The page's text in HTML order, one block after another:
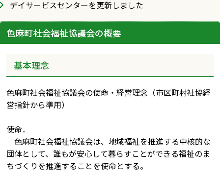
デイサービスセンターを更新しました
色麻町社会福祉協議会の概要
基本理念
色麻町社会福祉協議会の使命・経営理念（市区町村社協経
営指針から準用）
使命．
色麻町社会福祉協議会は、地域福祉を推進する中核的な
団体として、誰もが安心して暮らすことができる福祉のま
ちづくりを推進することを使命とする。